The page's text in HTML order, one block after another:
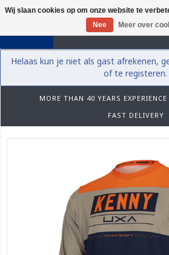
Helaas kun je niet als gast afrekenen,
of te registeren.
MORE THAN 40 YEARS
FAST DELIVERY
Wij slaan cookies op om onze website te
Nee
Meer over